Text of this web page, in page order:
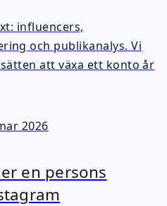
influencers,
och publikanalys. Vi
att växa ett konto år
2026
en persons